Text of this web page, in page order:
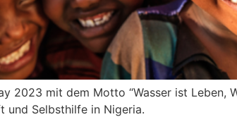
2023 mit dem Motto “Wasser ist Leben,
und Selbsthilfe in Nigeria.